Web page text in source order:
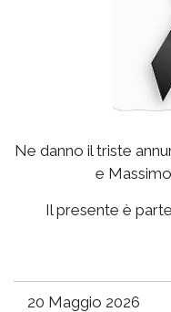
Ne danno il triste
e
Il presente è
20 Maggio 2026